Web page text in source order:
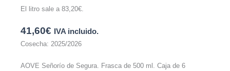
El litro sale a 83,20€
41,60€ IVA incluido.
Cosecha: 2025/2026
AOVE Señorío de Segura. Frasca de 500 ml. Caja de 6